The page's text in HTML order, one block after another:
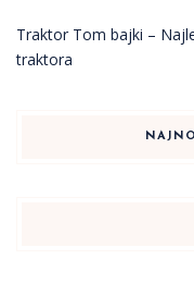
Traktor Tom bajki –
traktora